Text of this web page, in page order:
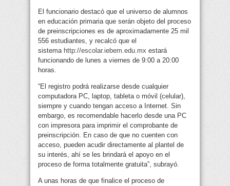
El funcionario destacó que el universo de alumnos
en educación primaria que serán objeto del proceso
de preinscripciones es de aproximadamente 25 mil
556 estudiantes, y recalcó que el
sistema http://escolar.iebem.edu.mx estará
funcionando de lunes a viernes de 9:00 a 20:00
horas.
“El registro podrá realizarse desde cualquier
computadora PC, laptop, tableta o móvil (celular),
siempre y cuando tengan acceso a Internet. Sin
embargo, es recomendable hacerlo desde una PC
con impresora para imprimir el comprobante de
preinscripción. En caso de que no cuenten con
acceso, pueden acudir directamente al plantel de
su interés, ahí se les brindará el apoyo en el
proceso de forma totalmente gratuita”, subrayó.
A unas horas de que finalice el proceso de